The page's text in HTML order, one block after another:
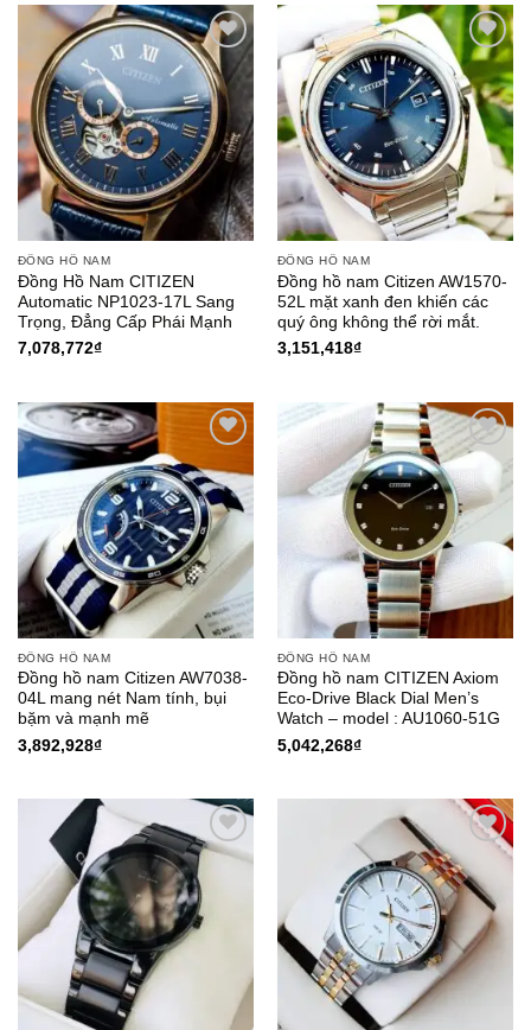
Add to
Wishlist
ĐỒNG HỒ NAM
Đồng Hồ Nam CITIZEN
Automatic NP1023-17L Sang
Trọng, Đẳng Cấp Phái Mạnh
7,078,772₫
Add to
Wishlist
ĐỒNG HỒ NAM
Đồng hồ nam Citizen AW1570-
52L mặt xanh đen khiến các
quý ông không thể rời mắt.
3,151,418₫
Wishlist
ĐỒNG HỒ NAM
Đồng hồ nam Citizen AW7038-
04L mang nét Nam tính, bụi
bặm và mạnh mẽ
3,892,928₫
Add to
Wishlist
ĐỒNG HỒ NAM
Đồng hồ nam CITIZEN Axiom
Eco-Drive Black Dial Men’s
Watch – model : AU1060-51G
5,042,268₫
Add to
Wishlist
Add to
Wishlist